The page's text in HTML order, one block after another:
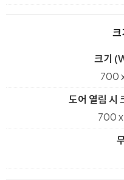
크
크기
700
도어 열림 시
700